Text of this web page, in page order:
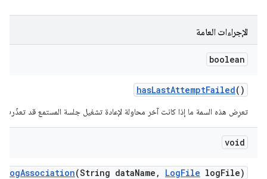
الإجراءات العامة
boolean
hasLastAttemptFailed()
تعرِض هذه السمة ما إذا كانت آخر محاولة لإعادة تشغيل جلسة المستمع قد تعذّرت.
void
logAssociation(String dataName , LogFile logFile)